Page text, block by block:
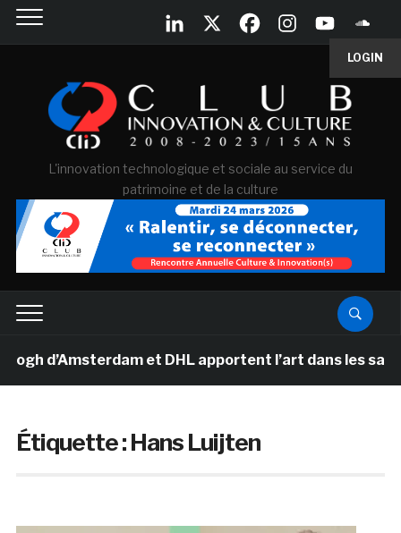
LOGIN
L'innovation technologique et sociale au service du
patrimoine et de la culture
d’Amsterdam et DHL apportent l’art dans les salles
Étiquette :Hans Luijten